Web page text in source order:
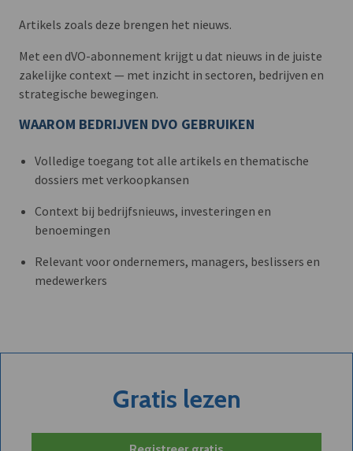
Artikels zoals deze brengen het nieuws.
Met een dVO-abonnement krijgt u dat nieuws in de juiste
zakelijke context — met inzicht in sectoren, bedrijven en
strategische bewegingen.
WAAROM BEDRIJVEN DVO GEBRUIKEN
Volledige toegang tot alle artikels en thematische
dossiers met verkoopkansen
Context bij bedrijfsnieuws, investeringen en
benoemingen
Relevant voor ondernemers, managers, beslissers en
medewerkers
Gratis lezen